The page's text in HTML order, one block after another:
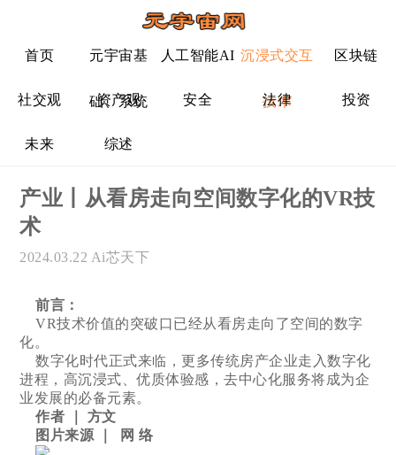
首页 元宇宙基
础、系统
人工智能AI 沉浸式交互
技术
区块链
社交观 资产观 安全 法律 投资
未来 综述
产业丨从看房走向空间数字化的VR技
术
2024.03.22 Ai芯天下
前言：
VR技术价值的突破口已经从看房走向了空间的数字
化。
数字化时代正式来临，更多传统房产企业走入数字化
进程，高沉浸式、优质体验感，去中心化服务将成为企
业发展的必备元素。
作者 ｜ 方文
图片来源 ｜ 网 络